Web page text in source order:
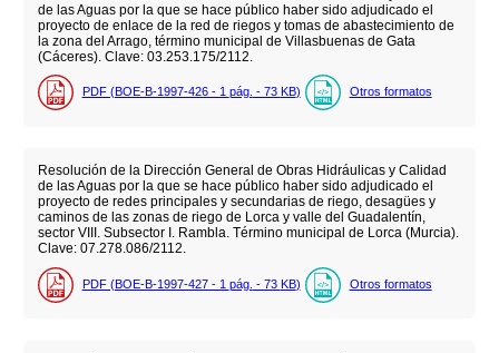
de las Aguas por la que se hace público haber sido adjudicado el
proyecto de enlace de la red de riegos y tomas de abastecimiento de
la zona del Arrago, término municipal de Villasbuenas de Gata
(Cáceres). Clave: 03.253.175/2112.
PDF (BOE-B-1997-426 - 1 pág. - 73 KB) Otros formatos
Resolución de la Dirección General de Obras Hidráulicas y Calidad
de las Aguas por la que se hace público haber sido adjudicado el
proyecto de redes principales y secundarias de riego, desagües y
caminos de las zonas de riego de Lorca y valle del Guadalentín,
sector VIII. Subsector I. Rambla. Término municipal de Lorca (Murcia).
Clave: 07.278.086/2112.
PDF (BOE-B-1997-427 - 1 pág. - 73 KB) Otros formatos